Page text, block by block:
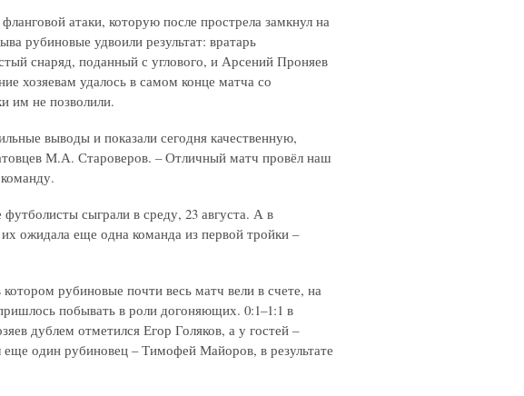
атаки, которую после прострела замкнул на
рубиновые удвоили результат: вратарь
снаряд, поданный с углового, и Арсений Проняев
хозяевам удалось в самом конце матча со
им не позволили.
выводы и показали сегодня качественную,
М.А. Староверов. – Отличный матч провёл наш
сыграли в среду, 23 августа. А в
ожидала еще одна команда из первой тройки –
рубиновые почти весь матч вели в счете, на
побывать в роли догоняющих. 0:1–1:1 в
дублем отметился Егор Голяков, а у гостей –
один рубиновец – Тимофей Майоров, в результате